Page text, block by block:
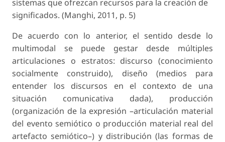
sistemas que ofrezcan recursos para la creación de
significados. (Manghi, 2011, p. 5)
De acuerdo con lo anterior, el sentido desde lo
multimodal se puede gestar desde múltiples
articulaciones o estratos: discurso (conocimiento
socialmente construido), diseño (medios para
entender los discursos en el contexto de una
situación comunicativa dada), producción
(organización de la expresión –articulación material
del evento semiótico o producción material real del
artefacto semiótico–) y distribución (las formas de